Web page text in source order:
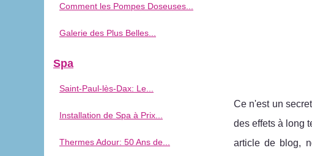
Ce n'est un
des effets à long
article de blog,
Comment les Pompes Doseuses...
Galerie des Plus Belles...
Spa
Saint-Paul-lès-Dax: Le...
Installation de Spa à Prix...
Thermes Adour: 50 Ans de...